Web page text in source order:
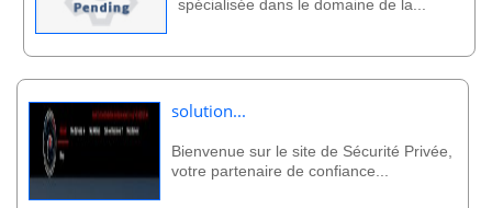
spécialisée dans le domaine de la...
solution...
Bienvenue sur le site de Sécurité Privée,
votre partenaire de confiance...